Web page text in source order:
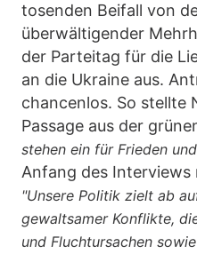
tosenden Beifall von
überwältigender
der Parteitag für die
an die Ukraine aus.
chancenlos. So stellte
Passage aus der
stehen ein für Frieden
Anfang des Interviews
"Unsere Politik zielt ab
gewaltsamer Konflikte,
und Fluchtursachen